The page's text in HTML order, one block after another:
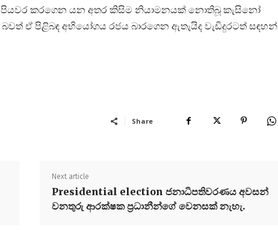
පියවර කරගෙන යන අතර කිසිම නියාමනයක් නොතිබූ කැසිනෝ
ඒ පිළිබඳ අභියෝගය රජය බාරගෙන ඇතැයිද වැඩිදුරටත් සඳහන්
Share
Next article
Presidential election ජනාධිපතිවරණය අවසන්
වනතුරු ආරක්ෂක ප්‍රධානීන්ගේ වෙනසක් නැහැ.